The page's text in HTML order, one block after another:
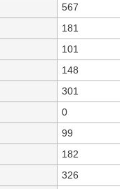
567
181
101
148
301
0
99
182
326